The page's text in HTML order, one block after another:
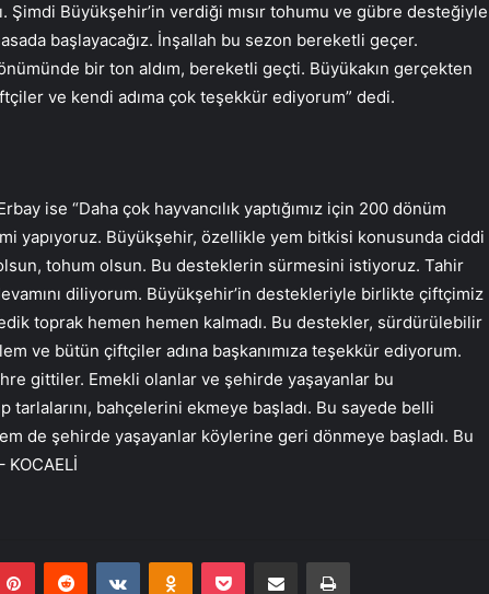
Şimdi Büyükşehir’in verdiği mısır tohumu ve gübre desteğiyle
başlayacağız. İnşallah bu sezon bereketli geçer.
bir ton aldım, bereketli geçti. Büyükakın gerçekten
ve kendi adıma çok teşekkür ediyorum” dedi.
ise “Daha çok hayvancılık yaptığımız için 200 dönüm
yapıyoruz. Büyükşehir, özellikle yem bitkisi konusunda ciddi
tohum olsun. Bu desteklerin sürmesini istiyoruz. Tahir
devamını diliyorum. Büyükşehir’in destekleriyle birlikte çiftçimiz
toprak hemen hemen kalmadı. Bu destekler, sürdürülebilir
ve bütün çiftçiler adına başkanımıza teşekkür ediyorum.
gittiler. Emekli olanlar ve şehirde yaşayanlar bu
bahçelerini ekmeye başladı. Bu sayede belli
de şehirde yaşayanlar köylerine geri dönmeye başladı. Bu
PinterestReddit VKontakteOdnoklassniki
Pocket E-Posta ile paylaş Yazdır